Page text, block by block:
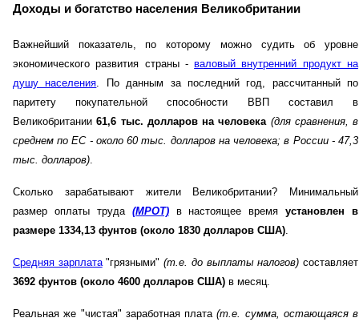
Доходы и богатство населения Великобритании
Важнейший показатель, по которому можно судить об уровне
экономического развития страны -валовый внутренний продукт на
душу населения. По данным за последний год, рассчитанный по
паритету покупательной способности ВВП составил в
Великобритании61,6 тыс. долларов на человека (для сравнения, в
среднем по ЕС - около 60 тыс. долларов на человека; в России - 47,3
тыс. долларов).
Сколько зарабатывают жители Великобритании? Минимальный
размер оплаты труда (МРОТ)в настоящее времяустановлен в
размере 1334,13 фунтов (около 1830 долларов США).
Средняя зарплата"грязными"(т.е. до выплаты налогов) составляет
3692 фунтов (около 4600 долларов США) в месяц.
Реальная же "чистая" заработная плата(т.е. сумма, остающаяся в